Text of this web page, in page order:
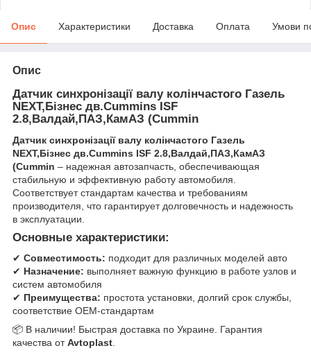
Опис Характеристики Доставка Оплата Умови
Опис
Датчик синхронізації валу колінчастого Газель
NEXT,Бізнес дв.Cummins ISF
2.8,Валдай,ПАЗ,КамАЗ (Cummin
Датчик синхронізації валу колінчастого Газель
NEXT,Бізнес дв.Cummins ISF 2.8,Валдай,ПАЗ,КамАЗ
(Cummin – надежная автозапчасть, обеспечивающая
стабильную и эффективную работу автомобиля.
Соответствует стандартам качества и требованиям
производителя, что гарантирует долговечность и надежность
в эксплуатации.
Основные характеристики:
✔ Совместимость: подходит для различных моделей авто
✔ Назначение: выполняет важную функцию в работе узлов и
систем автомобиля
✔ Преимущества: простота установки, долгий срок службы,
соответствие OEM-стандартам
📦 В наличии! Быстрая доставка по Украине. Гарантия
качества отAvtoplast.